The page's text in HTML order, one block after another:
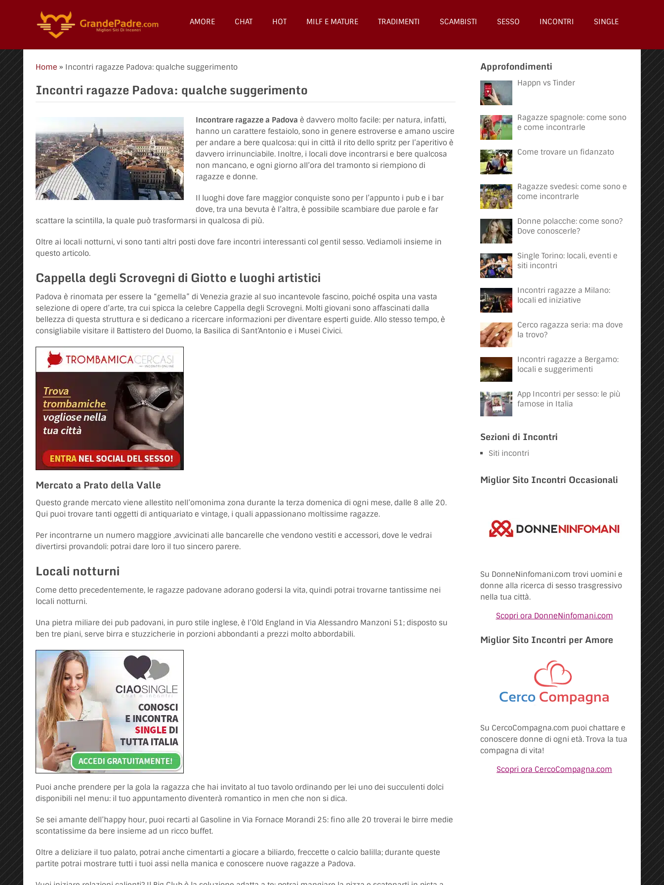
AMORE CHAT HOT MILF E MATURE TRADIMENTI SCAMBISTI SESSO INCONTRI SINGLE
Home » Incontri ragazze Padova: qualche suggerimento
Incontri ragazze Padova: qualche suggerimento
Incontrare ragazze a Padova è davvero molto facile: per natura, infatti,
hanno un carattere festaiolo, sono in genere estroverse e amano uscire
per andare a bere qualcosa: qui in città il rito dello spritz per l’aperitivo è
davvero irrinunciabile. Inoltre, i locali dove incontrarsi e bere qualcosa
non mancano, e ogni giorno all’ora del tramonto si riempiono di
ragazze e donne.
Il luoghi dove fare maggior conquiste sono per l’appunto i pub e i bar
dove, tra una bevuta è l’altra, è possibile scambiare due parole e far
scattare la scintilla, la quale può trasformarsi in qualcosa di più.
Oltre ai locali notturni, vi sono tanti altri posti dove fare incontri interessanti col gentil sesso. Vediamoli insieme in
questo articolo.
Cappella degli Scrovegni di Giotto e luoghi artistici
Padova è rinomata per essere la “gemella” di Venezia grazie al suo incantevole fascino, poiché ospita una vasta
selezione di opere d’arte, tra cui spicca la celebre Cappella degli Scrovegni. Molti giovani sono affascinati dalla
bellezza di questa struttura e si dedicano a ricercare informazioni per diventare esperti guide. Allo stesso tempo, è
consigliabile visitare il Battistero del Duomo, la Basilica di Sant’Antonio e i Musei Civici.
Mercato a Prato della Valle
Questo grande mercato viene allestito nell’omonima zona durante la terza domenica di ogni mese, dalle 8 alle 20.
Qui puoi trovare tanti oggetti di antiquariato e vintage, i quali appassionano moltissime ragazze.
Per incontrarne un numero maggiore ,avvicinati alle bancarelle che vendono vestiti e accessori, dove le vedrai
divertirsi provandoli: potrai dare loro il tuo sincero parere.
Locali notturni
Come detto precedentemente, le ragazze padovane adorano godersi la vita, quindi potrai trovarne tantissime nei
locali notturni.
Una pietra miliare dei pub padovani, in puro stile inglese, è l’Old England in Via Alessandro Manzoni 51; disposto su
ben tre piani, serve birra e stuzzicherie in porzioni abbondanti a prezzi molto abbordabili.
Puoi anche prendere per la gola la ragazza che hai invitato al tuo tavolo ordinando per lei uno dei succulenti dolci
disponibili nel menu: il tuo appuntamento diventerà romantico in men che non si dica.
Se sei amante dell’happy hour, puoi recarti al Gasoline in Via Fornace Morandi 25: fino alle 20 troverai le birre medie
scontatissime da bere insieme ad un ricco buffet.
Oltre a deliziare il tuo palato, potrai anche cimentarti a giocare a biliardo, freccette o calcio balilla; durante queste
partite potrai mostrare tutti i tuoi assi nella manica e conoscere nuove ragazze a Padova.
Approfondimenti
Happn vs Tinder
Ragazze spagnole: come sono
e come incontrarle
Come trovare un fidanzato
Ragazze svedesi: come sono e
come incontrarle
Donne polacche: come sono?
Dove conoscerle?
Single Torino: locali, eventi e
siti incontri
Incontri ragazze a Milano:
locali ed iniziative
Cerco ragazza seria: ma dove
la trovo?
Incontri ragazze a Bergamo:
locali e suggerimenti
App Incontri per sesso: le più
famose in Italia
Sezioni di Incontri
Siti incontri
Miglior Sito Incontri Occasionali
Su DonneNinfomani.com trovi uomini e
donne alla ricerca di sesso trasgressivo
nella tua città.
Scopri ora DonneNinfomani.com
Miglior Sito Incontri per Amore
Su CercoCompagna.com puoi chattare e
conoscere donne di ogni età. Trova la tua
compagna di vita!
Scopri ora CercoCompagna.com